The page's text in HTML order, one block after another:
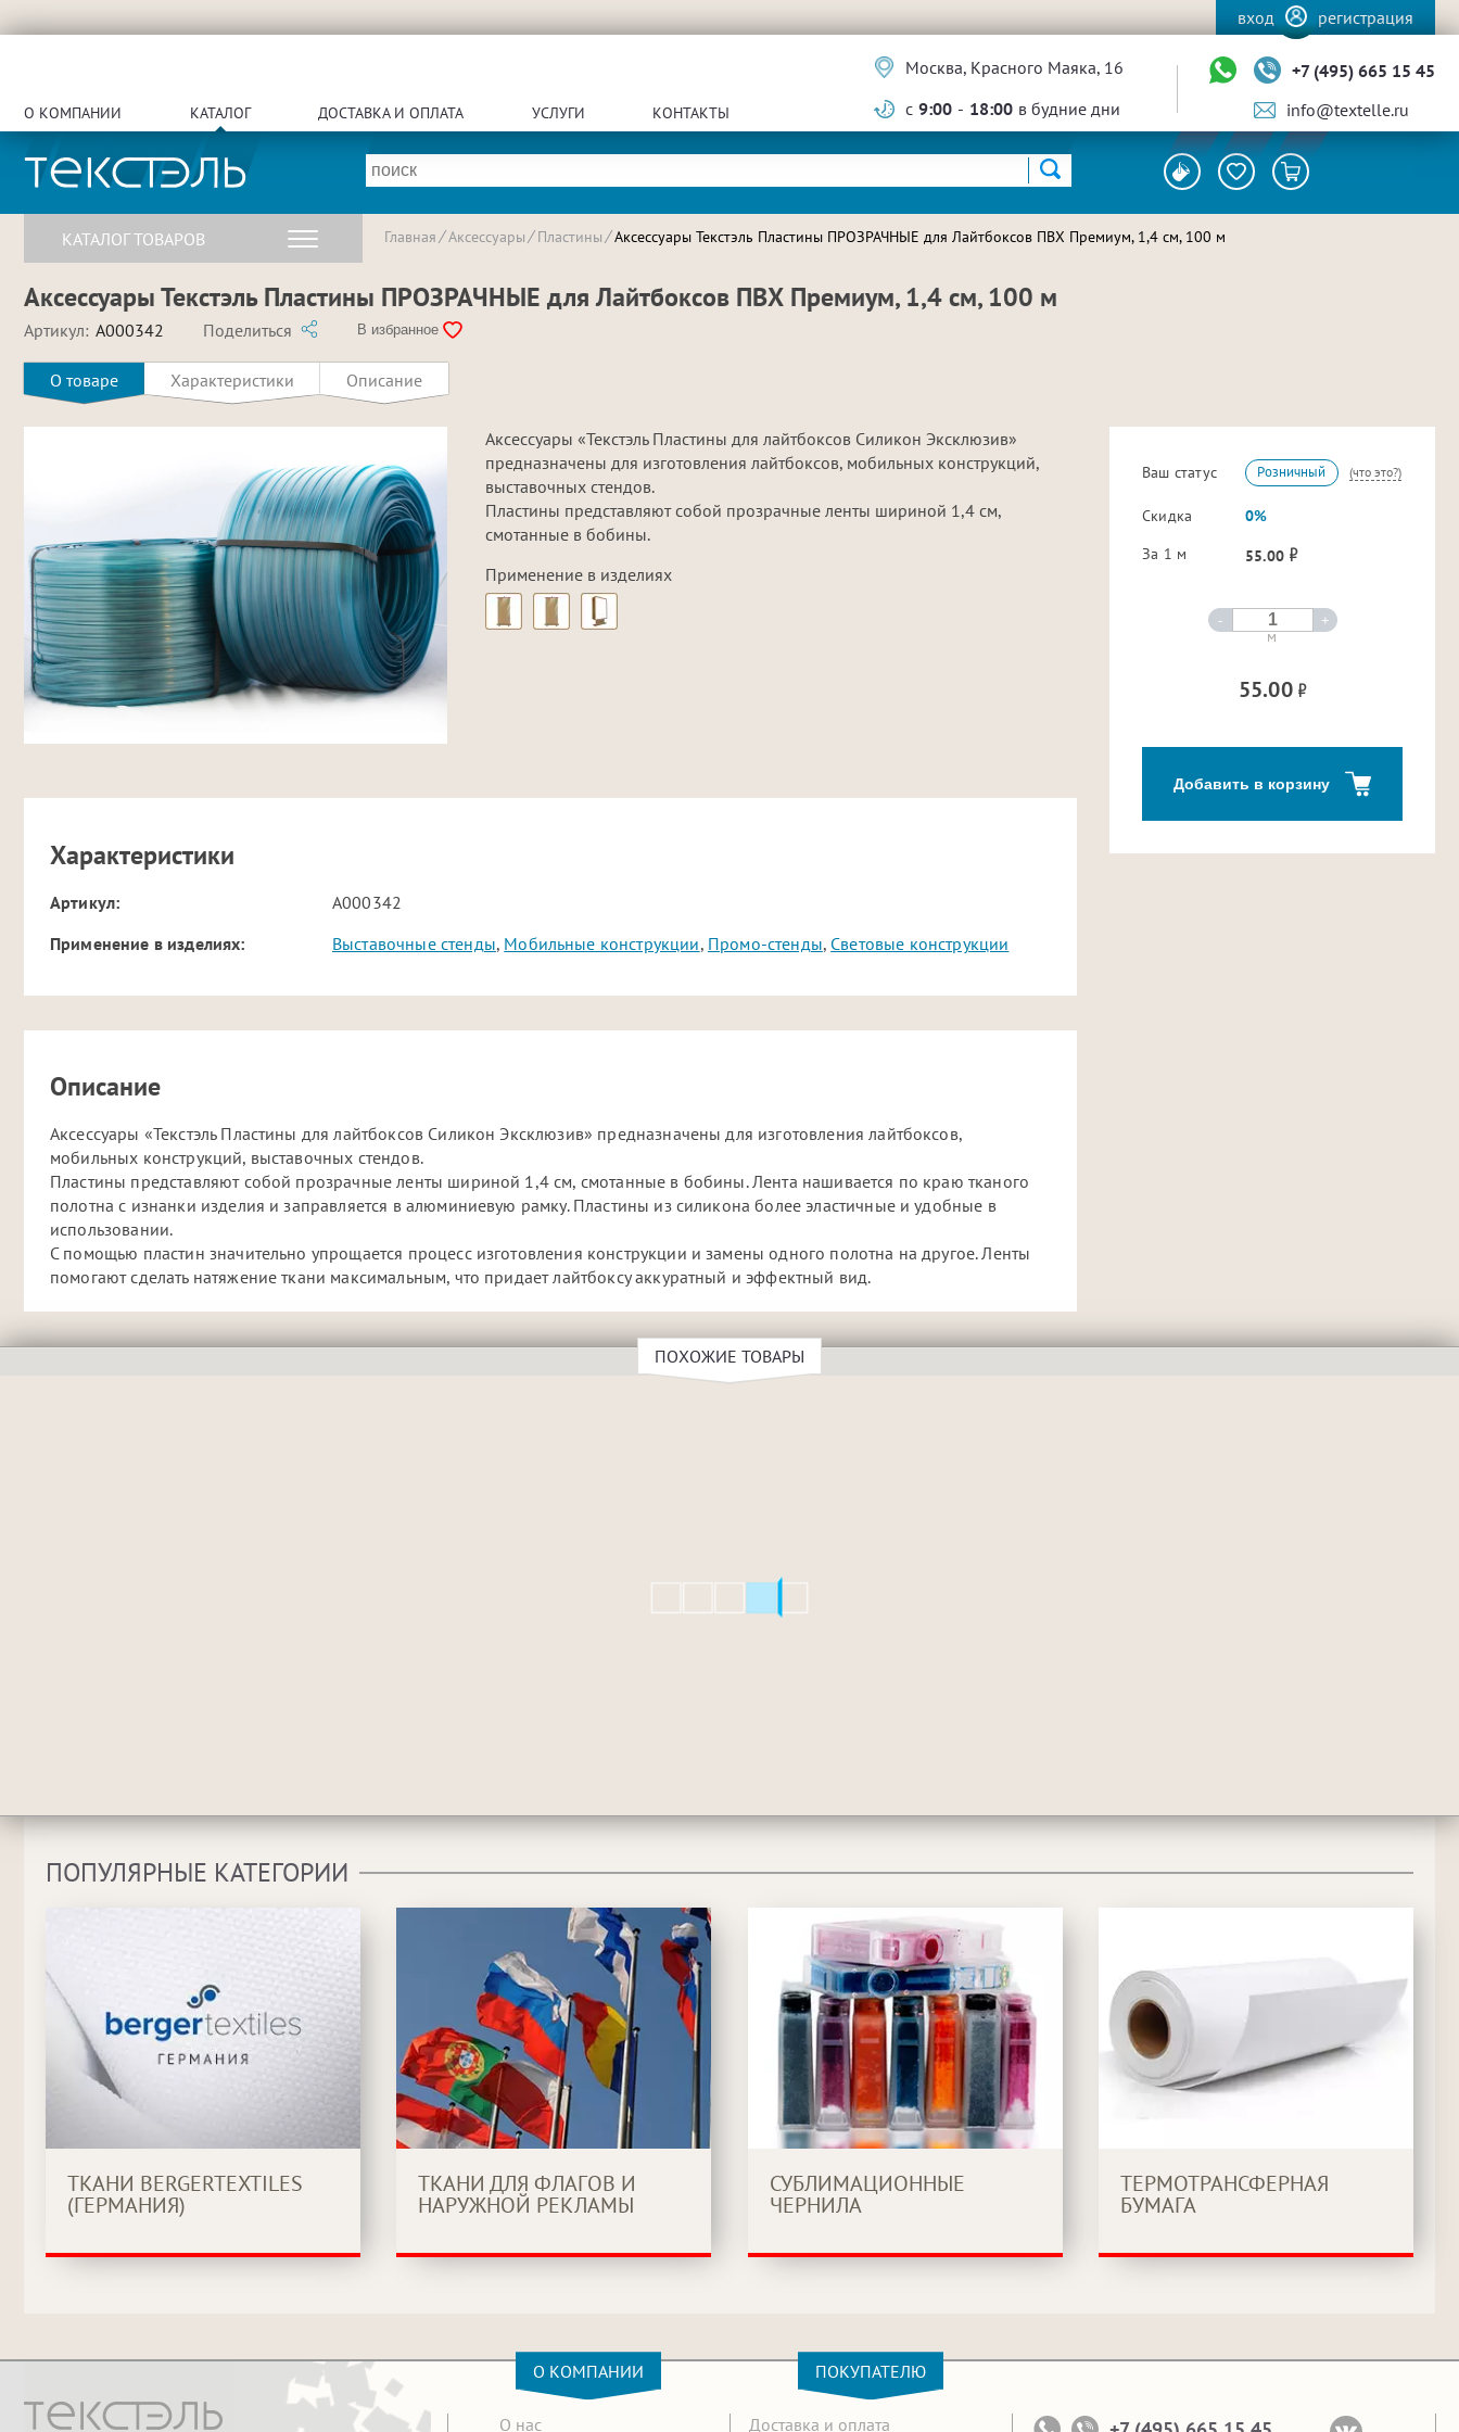
вход регистрация
О КОМПАНИИ КАТАЛОГ ДОСТАВКА И ОПЛАТА УСЛУГИ КОНТАКТЫ
Москва, Красного Маяка, 16
с 9:00 - 18:00 в будние дни
+7 (495) 665 15 45
info@textelle.ru
КАТАЛОГ ТОВАРОВ Главная Аксессуары Пластины Аксессуары Текстэль Пластины ПРОЗРАЧНЫЕ для Лайтбоксов ПВХ Премиум, 1,4 см, 100 м
Аксессуары Текстэль Пластины ПРОЗРАЧНЫЕ для Лайтбоксов ПВХ Премиум, 1,4 см, 100 м
Артикул: A000342 Поделиться В избранное
О товаре Характеристики Описание
Аксессуары «Текстэль Пластины для лайтбоксов Силикон Эксклюзив»
предназначены для изготовления лайтбоксов, мобильных конструкций,
выставочных стендов.
Пластины представляют собой прозрачные ленты шириной 1,4 см,
смотанные в бобины.
Цвета в наличии
Применение в изделиях
Характеристики
Артикул:
A000342
Применение в изделиях:
Выставочные стенды, Мобильные конструкции, Промо-стенды, Световые конструкции
Описание
Аксессуары «Текстэль Пластины для лайтбоксов Силикон Эксклюзив» предназначены для изготовления лайтбоксов,
мобильных конструкций, выставочных стендов.
Пластины представляют собой прозрачные ленты шириной 1,4 см, смотанные в бобины. Лента нашивается по краю тканого
полотна с изнанки изделия и заправляется в алюминиевую рамку. Пластины из силикона более эластичные и удобные в
использовании.
С помощью пластин значительно упрощается процесс изготовления конструкции и замены одного полотна на другое. Ленты
помогают сделать натяжение ткани максимальным, что придает лайтбоксу аккуратный и эффектный вид.
Ваш статус Розничный (что это?)
Скидка
0%
За 1 м
55.00
- +
м
55.00
Добавить в корзину
ПОХОЖИЕ ТОВАРЫ
ПОПУЛЯРНЫЕ КАТЕГОРИИ
ТКАНИ BERGERTEXTILES
(ГЕРМАНИЯ)
ТКАНИ ДЛЯ ФЛАГОВ И
НАРУЖНОЙ РЕКЛАМЫ
СУБЛИМАЦИОННЫЕ
ЧЕРНИЛА
ТЕРМОТРАНСФЕРНАЯ
БУМАГА
О КОМПАНИИ
О нас
ПОКУПАТЕЛЮ
Доставка и оплата